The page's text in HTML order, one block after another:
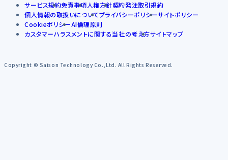
サービス規約免責事項人権方針契約発注取引規約
個人情報の取扱いについてプライバシーポリシーサイトポリシー
CookieポリシーAI倫理原則
カスタマーハラスメントに関する当社の考え方サイトマップ
Copyright © Saison Technology Co.,Ltd. All Rights Reserved.